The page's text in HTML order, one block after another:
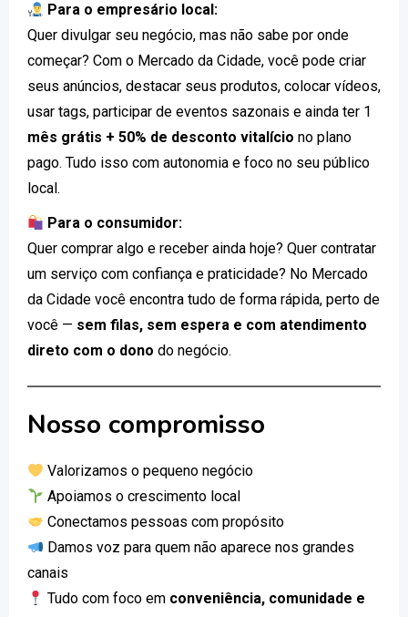
Para o empresário local:
Quer divulgar seu negócio, mas não sabe por onde
começar? Com o Mercado da Cidade, você pode criar
seus anúncios, destacar seus produtos, colocar vídeos,
usar tags, participar de eventos sazonais e ainda ter 1
mês grátis + 50% de desconto vitalício no plano
pago. Tudo isso com autonomia e foco no seu público
local.
Para o consumidor:
Quer comprar algo e receber ainda hoje? Quer contratar
um serviço com confiança e praticidade? No Mercado
da Cidade você encontra tudo de forma rápida, perto de
você — sem filas, sem espera e com atendimento
direto com o dono do negócio.
Nosso compromisso
Valorizamos o pequeno negócio
Apoiamos o crescimento local
Conectamos pessoas com propósito
Damos voz para quem não aparece nos grandes
canais
Tudo com foco em conveniência, comunidade e